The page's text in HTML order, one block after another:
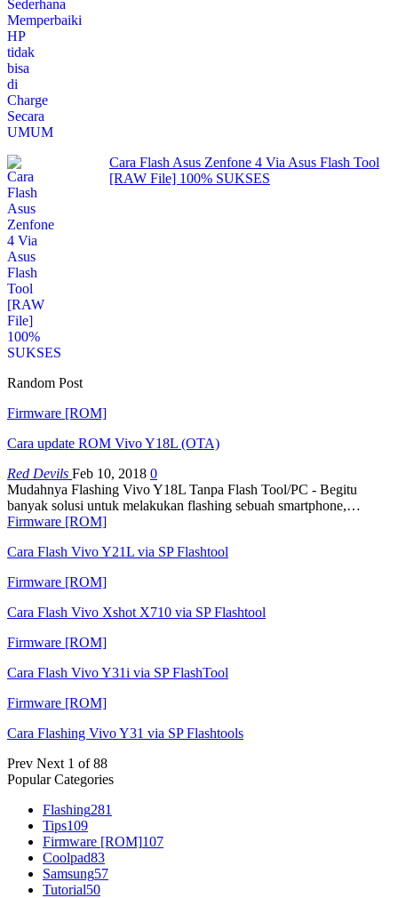
Cara Flash Asus Zenfone 4 Via Asus Flash Tool
[RAW File] 100% SUKSES
Random Post
Firmware [ROM]
Cara update ROM Vivo Y18L (OTA)
Red Devils Feb 10, 2018 0
Mudahnya Flashing Vivo Y18L Tanpa Flash Tool/PC - Begitu
banyak solusi untuk melakukan flashing sebuah smartphone,…
Firmware [ROM]
Cara Flash Vivo Y21L via SP Flashtool
Firmware [ROM]
Cara Flash Vivo Xshot X710 via SP Flashtool
Firmware [ROM]
Cara Flash Vivo Y31i via SP FlashTool
Firmware [ROM]
Cara Flashing Vivo Y31 via SP Flashtools
Prev Next 1 of 88
Popular Categories
Flashing281
Tips109
Firmware [ROM]107
Coolpad83
Samsung57
Tutorial50